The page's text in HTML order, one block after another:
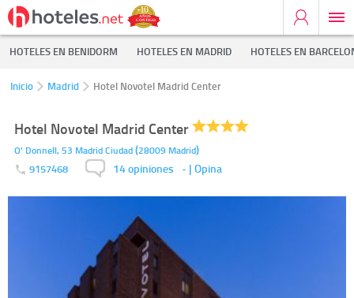
HOTELES EN BENIDORM HOTELES EN MADRID HOTELES EN
Inicio Madrid Hotel Novotel Madrid Center
Hotel Novotel Madrid Center
O' Donnell, 53 Madrid Ciudad(28009 Madrid)
9157468 14 opiniones - | Opina